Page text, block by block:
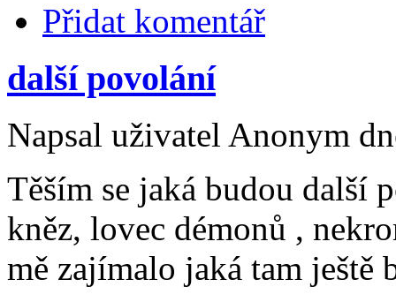
Přidat komentář
další povolání
Napsal uživatel Anonym
Těším se jaká budou další
kněz, lovec démonů ,
mě zajímalo jaká tam ještě